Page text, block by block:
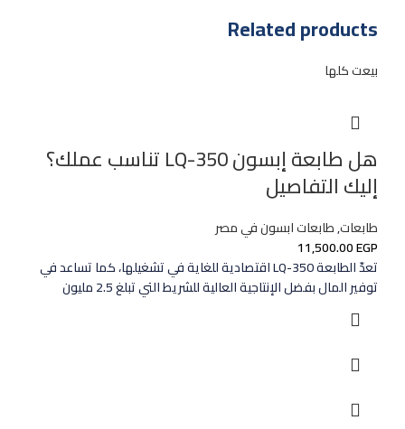
Related products
بيعت كلها
هل طابعة إبسون LQ-350 تناسب عملك؟
إليك التفاصيل
طابعات,طابعات ابسون في مصر
11,500.00EGP
تعدّ الطابعة LQ-350 اقتصادية للغاية في تشغيلها، كما تساعد في
توفير المال بفضل الإنتاجية العالية للشريط التي تبلغ 2.5 مليون